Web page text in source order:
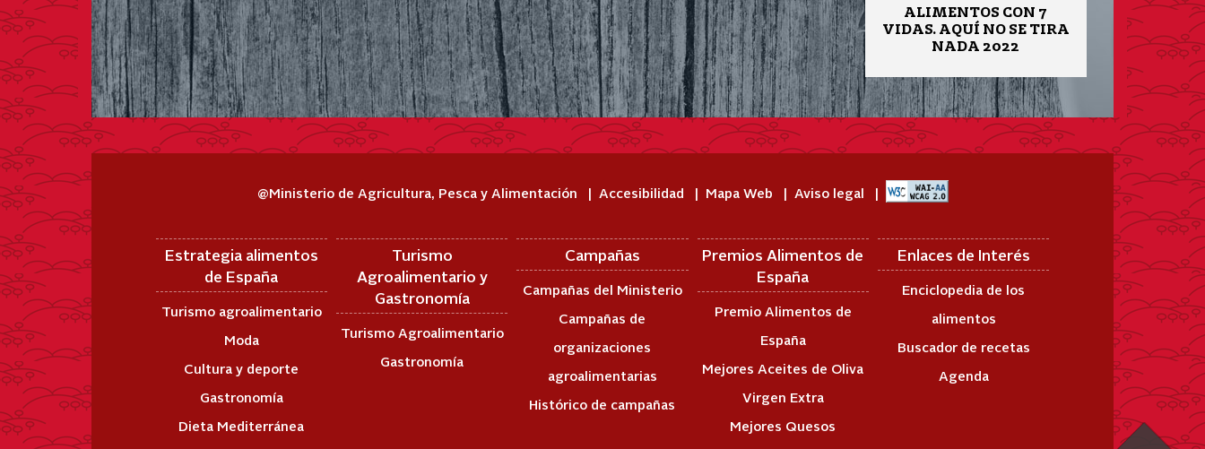
ALIMENTOS CON 7
VIDAS. AQUÍ NO SE TIRA
NADA 2022
@Ministerio de Agricultura, Pesca y Alimentación Accesibilidad Mapa Web Aviso legal
Estrategia alimentos
de España
Turismo agroalimentario
Moda
Cultura y deporte
Gastronomía
Dieta Mediterránea
Turismo
Agroalimentario y
Gastronomía
Turismo Agroalimentario
Gastronomía
Campañas
Campañas del Ministerio
Campañas de
organizaciones
agroalimentarias
Histórico de campañas
Premios Alimentos de
España
Premio Alimentos de
España
Mejores Aceites de Oliva
Virgen Extra
Mejores Quesos
Enlaces de Interés
Enciclopedia de los
alimentos
Buscador de recetas
Agenda